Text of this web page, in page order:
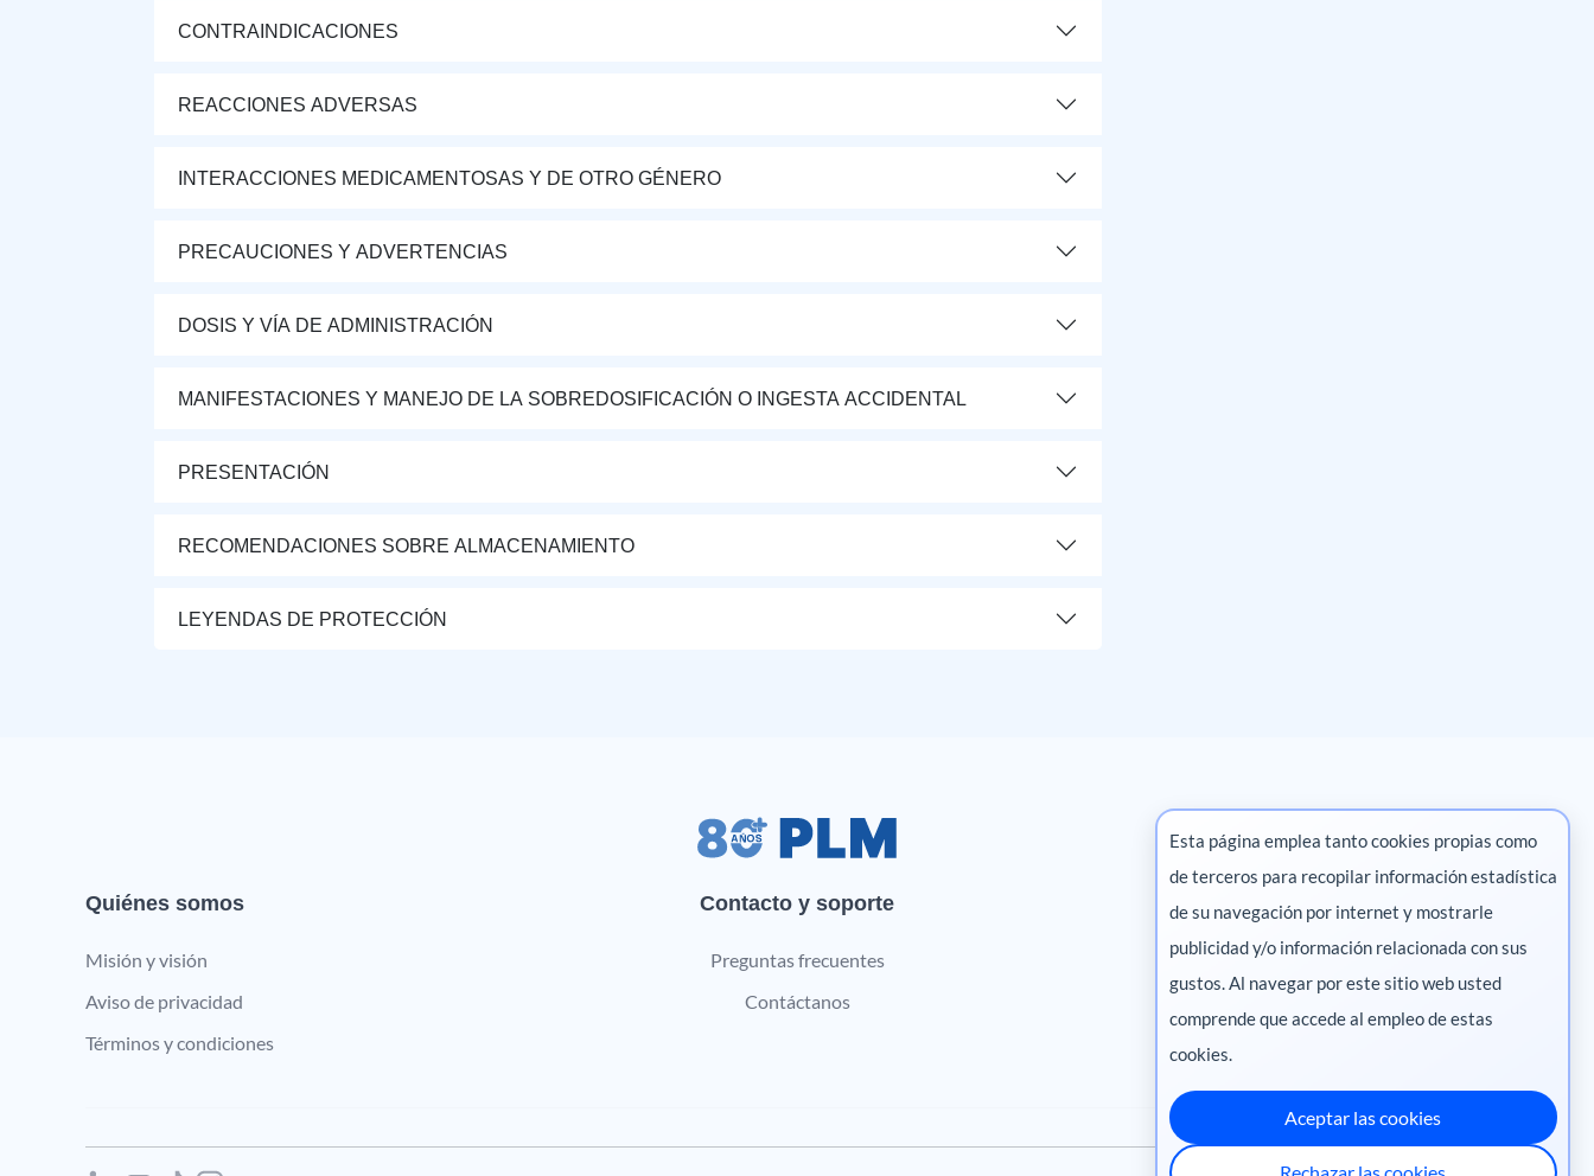
CONTRAINDICACIONES
REACCIONES ADVERSAS
INTERACCIONES MEDICAMENTOSAS Y DE OTRO GÉNERO
PRECAUCIONES Y ADVERTENCIAS
DOSIS Y VÍA DE ADMINISTRACIÓN
MANIFESTACIONES Y MANEJO DE LA SOBREDOSIFICACIÓN O INGESTA ACCIDENTAL
PRESENTACIÓN
RECOMENDACIONES SOBRE ALMACENAMIENTO
LEYENDAS DE PROTECCIÓN
Quiénes somos
Misión y visión
Aviso de privacidad
Términos y condiciones
Contacto y soporte
Preguntas frecuentes
Contáctanos
Marketing digital
Pharma
Esta página emplea tanto cookies propias como
de terceros para recopilar información estadística
de su navegación por internet y mostrarle
publicidad y/o información relacionada con sus
gustos. Al navegar por este sitio web usted
comprende que accede al empleo de estas
cookies.
Aceptar las cookies